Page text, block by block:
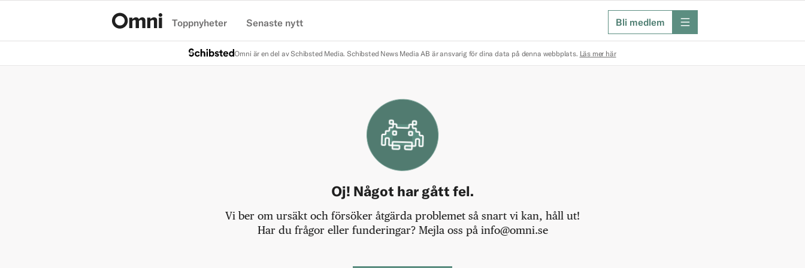
Toppnyheter Senaste nytt Bli medlem meny
Omni är en del av Schibsted Media. Schibsted News Media AB är ansvarig för dina data på denna webbplats. Läs mer här
Oj! Något har gått fel.
Vi ber om ursäkt och försöker åtgärda problemet så snart vi kan, håll ut!
Har du frågor eller funderingar? Mejla oss på info@omni.se